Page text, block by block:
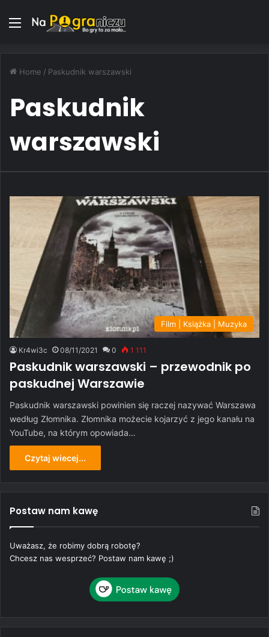
Menu
Home / Paskudnik warszawski
Paskudnik
warszawski
Film | Książka | Muzyka
Kr4wi3c 08/11/2021 0 1 111
Paskudnik warszawski – przewodnik po
paskudnej Warszawie
Paskudnik warszawski powinien się raczej nazywać Warszawa
według Złomnika. Złomnika możecie kojarzyć z jego kanału na
YouTube, na którym opowiada…
Czytaj wiecej...
Postaw nam kawę
Uważasz, że robimy dobrą robotę?
Chcesz nas wesprzeć? Postaw nam kawę ;)